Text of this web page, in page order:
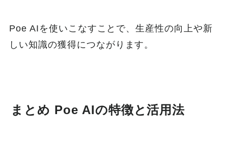
Poe AIを使いこなすことで、生産性の向上や新
しい知識の獲得につながります。
まとめ Poe AIの特徴と活用法